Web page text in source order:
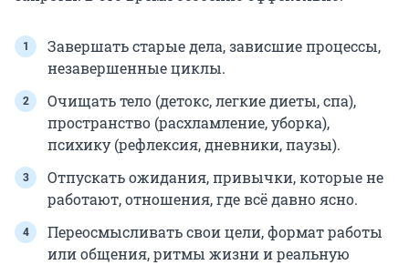
Завершать старые дела, зависшие процессы,
незавершенные циклы.
Очищать тело (детокс, легкие диеты, спа),
пространство (расхламление, уборка),
психику (рефлексия, дневники, паузы).
Отпускать ожидания, привычки, которые не
работают, отношения, где всё давно ясно.
Переосмысливать свои цели, формат работы
или общения, ритмы жизни и реальную